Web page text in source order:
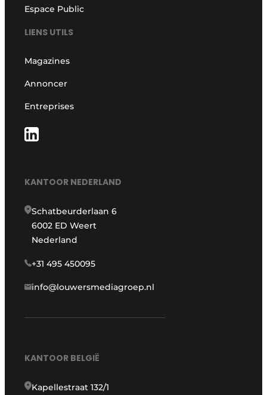
Espace Public
LIENS UTILS
Magazines
Annoncer
Entreprises
KANTOOR NEDERLAND
Schatbeurderlaan 6
6002 ED Weert
Nederland
+31 495 450095
info@louwersmediagroep.nl
KANTOOR BELGIË
Kapellestraat 132/1